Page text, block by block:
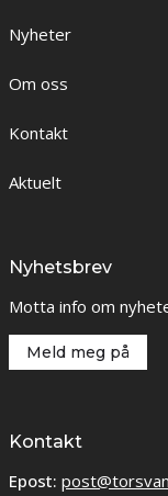
Nyheter
Om oss
Kontakt
Aktuelt
Nyhetsbrev
Motta info om
Meld meg på
Kontakt
Epost: